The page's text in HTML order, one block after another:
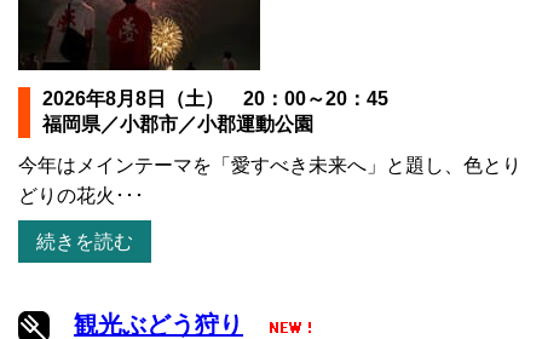
2026年8月8日（土） 20：00～20：45
福岡県／小郡市／小郡運動公園
今年はメインテーマを「愛すべき未来へ」と題し、色とり
どりの花火･･･
続きを読む
観光ぶどう狩り